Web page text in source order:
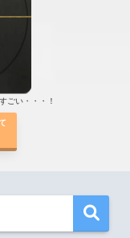
ごい・・・！